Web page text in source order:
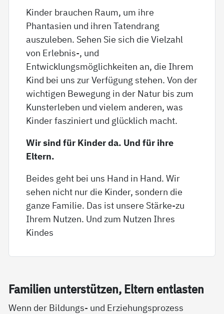
Kinder brauchen Raum, um ihre
Phantasien und ihren Tatendrang
auszuleben. Sehen Sie sich die Vielzahl
von Erlebnis-, und
Entwicklungsmöglichkeiten an, die Ihrem
Kind bei uns zur Verfügung stehen. Von der
wichtigen Bewegung in der Natur bis zum
Kunsterleben und vielem anderen, was
Kinder fasziniert und glücklich macht.
Wir sind für Kinder da. Und für ihre
Eltern.
Beides geht bei uns Hand in Hand. Wir
sehen nicht nur die Kinder, sondern die
ganze Familie. Das ist unsere Stärke-zu
Ihrem Nutzen. Und zum Nutzen Ihres
Kindes
Fa­mi­li­en un­ter­stüt­zen, El­tern ent­las­ten
Wenn der Bildungs- und Erziehungsprozess